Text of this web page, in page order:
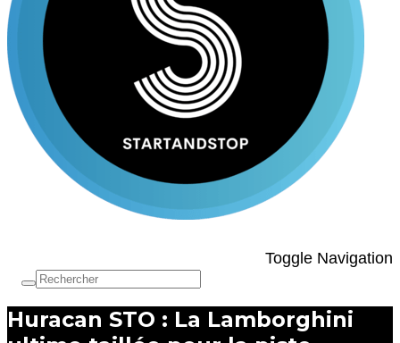
Toggle Navigation
Huracan STO : La Lamborghini